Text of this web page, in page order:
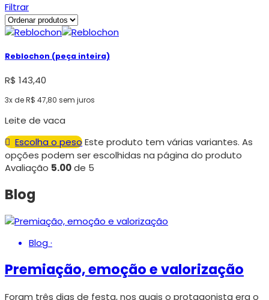
Filtrar
Reblochon (peça inteira)
R$ 143,40
3x deR$ 47,80 sem juros
Leite de vaca
Escolha o pesoEste produto tem várias variantes. As
opções podem ser escolhidas na página do produto
Avaliação 5.00de 5
Blog
Blog·
Premiação, emoção e valorização
Foram três dias de festa, nos quais o protagonista era o